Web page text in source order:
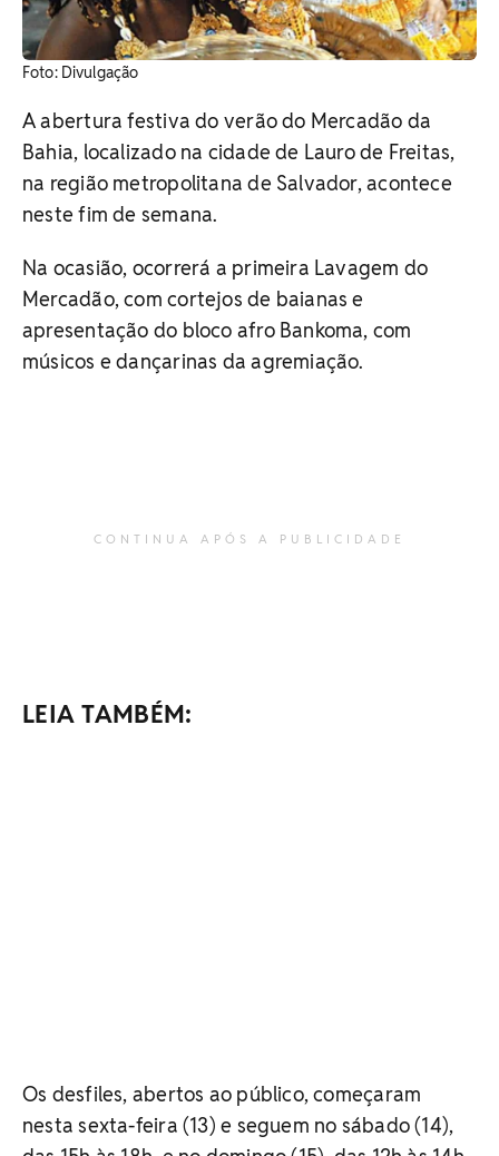
Foto: Divulgação
A abertura festiva do verão do Mercadão da
Bahia, localizado na cidade de Lauro de Freitas,
na região metropolitana de Salvador, acontece
neste fim de semana.
Na ocasião, ocorrerá a primeira Lavagem do
Mercadão, com cortejos de baianas e
apresentação do bloco afro Bankoma, com
músicos e dançarinas da agremiação.
CONTINUA APÓS A PUBLICIDADE
LEIA TAMBÉM:
Os desfiles, abertos ao público, começaram
nesta sexta-feira (13) e seguem no sábado (14),